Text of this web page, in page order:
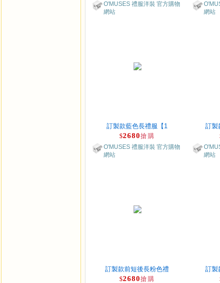
O'MUSES 禮服洋裝 官方購物
網站
網站
訂製款藍色長禮服【1
$2680搶購
O'MUSES 禮服洋裝 官方購物
網站
訂製
網站
訂製款前短後長粉色禮
$2680搶購
訂製